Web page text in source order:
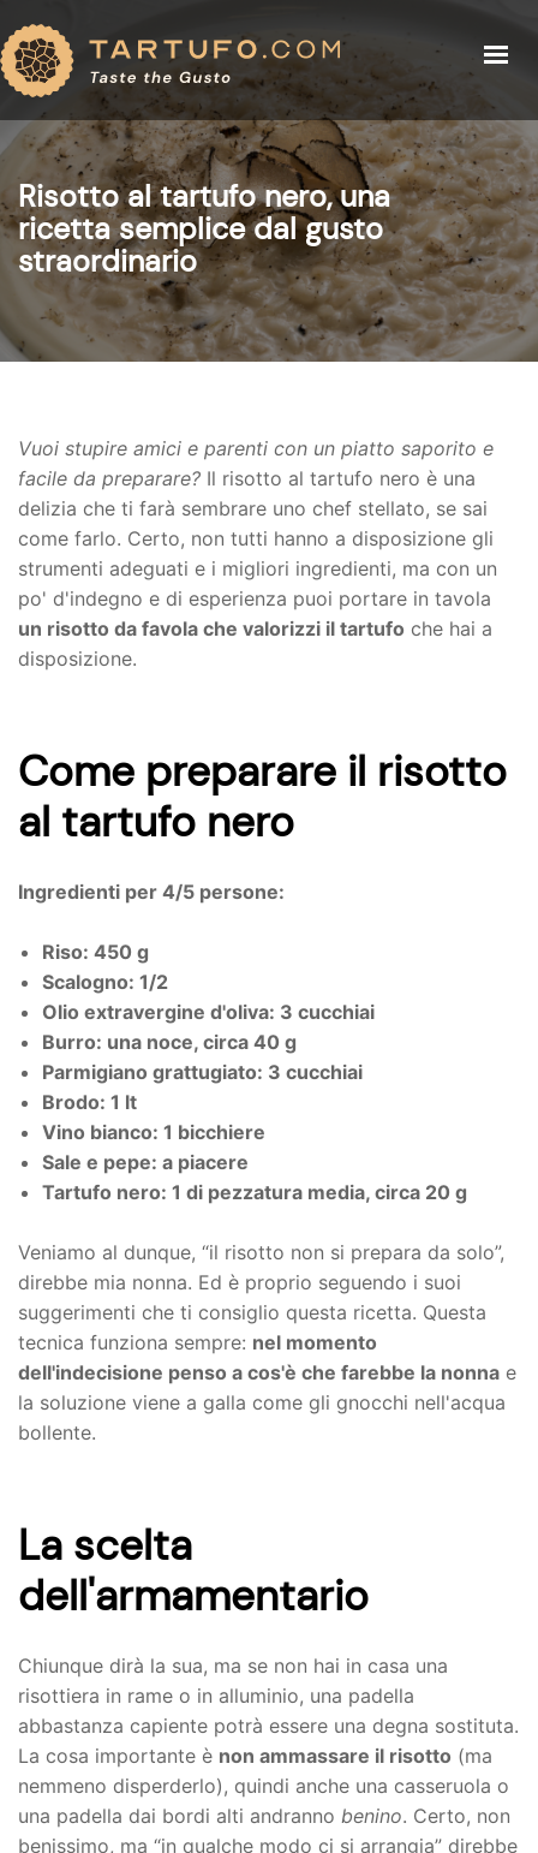
IL TARTUFO
PREZZI TARTUFO
RICETTE
EVENTI
BLOG
CHI SIAMO
BUY TRUFFLE
IL TARTUFO
PREZZI TARTUFO
RICETTE
EVENTI
BLOG
NEGOZIO
ACCESSO (LOGIN)
CARRELLO
Risotto al tartufo nero, una
ricetta semplice dal gusto
straordinario
Vuoi stupire amici e parenti con un piatto saporito e
facile da preparare? Il risotto al tartufo nero è una
delizia che ti farà sembrare uno chef stellato, se sai
come farlo. Certo, non tutti hanno a disposizione gli
strumenti adeguati e i migliori ingredienti, ma con un
po' d'indegno e di esperienza puoi portare in tavola
un risotto da favola che valorizzi il tartufo che hai a
disposizione.
Come preparare il risotto
al tartufo nero
Ingredienti per 4/5 persone:
Riso: 450 g
Scalogno: 1/2
Olio extravergine d'oliva: 3 cucchiai
Burro: una noce, circa 40 g
Parmigiano grattugiato: 3 cucchiai
Brodo: 1 lt
Vino bianco: 1 bicchiere
Sale e pepe: a piacere
Tartufo nero: 1 di pezzatura media, circa 20 g
Veniamo al dunque, “il risotto non si prepara da solo”,
direbbe mia nonna. Ed è proprio seguendo i suoi
suggerimenti che ti consiglio questa ricetta. Questa
tecnica funziona sempre: nel momento
dell'indecisione penso a cos'è che farebbe la nonna e
la soluzione viene a galla come gli gnocchi nell'acqua
bollente.
La scelta
dell'armamentario
Chiunque dirà la sua, ma se non hai in casa una
risottiera in rame o in alluminio, una padella
abbastanza capiente potrà essere una degna sostituta.
La cosa importante è non ammassare il risotto (ma
nemmeno disperderlo), quindi anche una casseruola o
una padella dai bordi alti andranno benino. Certo, non
benissimo, ma “in qualche modo ci si arrangia” direbbe